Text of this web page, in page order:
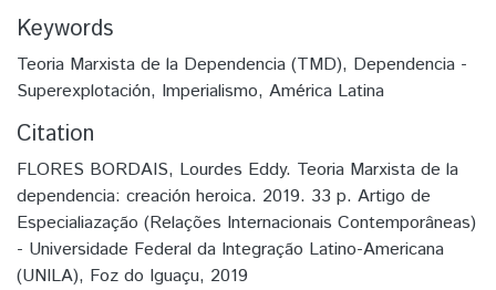
Keywords
Teoria Marxista de la Dependencia (TMD), Dependencia -
Superexplotación, Imperialismo, América Latina
Citation
FLORES BORDAIS, Lourdes Eddy. Teoria Marxista de la
dependencia: creación heroica. 2019. 33 p. Artigo de
Especialiazação (Relações Internacionais Contemporâneas)
- Universidade Federal da Integração Latino-Americana
(UNILA), Foz do Iguaçu, 2019